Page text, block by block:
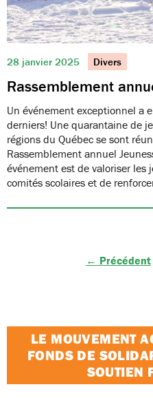
28 janvier 2025 Divers
Rassemblement
Un événement exceptionnel a
derniers! Une quarantaine de
régions du Québec se sont
Rassemblement annuel
événement est de valoriser les
comités scolaires et de
← Précédent
LE MOUVEMENT
FONDS DE
SOUTIEN